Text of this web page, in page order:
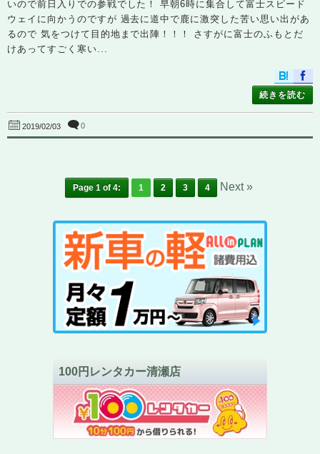
いので前日入りでの参戦でした！ 早朝6時に集合して富士スピード
ウェイに向かうのですが 過去に道中で鹿に激突した苦い思い出があ
るので 気をつけて目的地まで出陣！！！ さすがに富士のふもとだ
けあってすごく寒い...
続きを読む
2019/02/03 0
Page 1 of 4: 1 2 3 4 Next »
100円レンタカー清瀬店